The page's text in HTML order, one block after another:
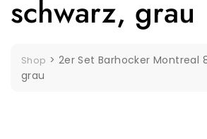
schwarz, grau
Shop > 2er Set Barhocker Montreal
grau